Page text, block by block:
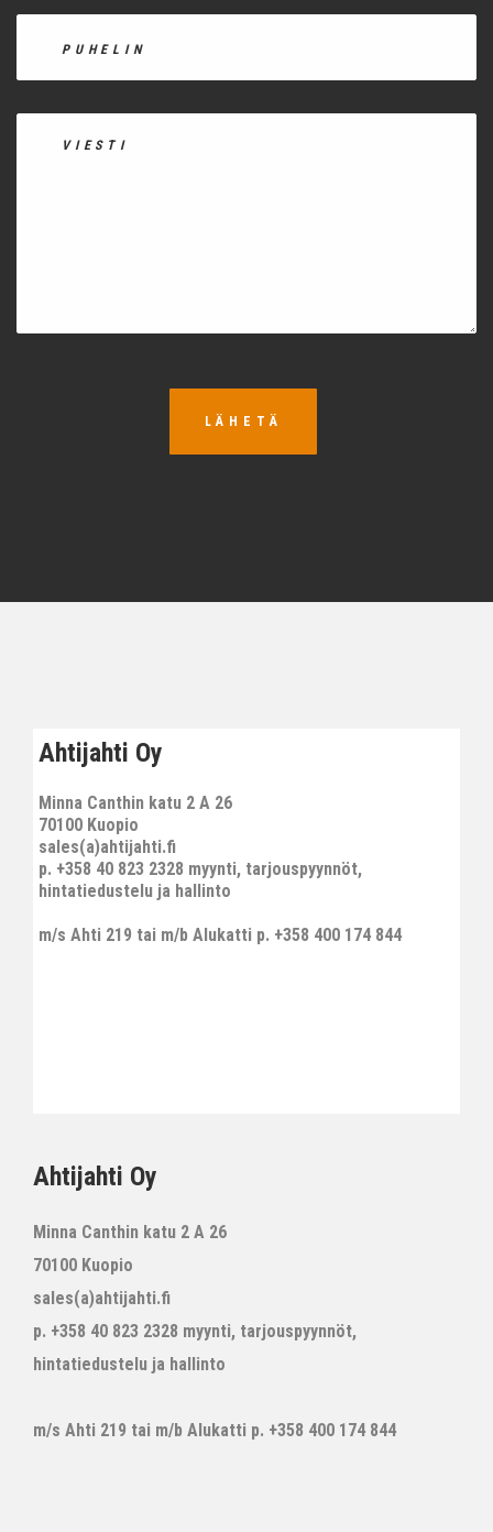
LÄHETÄ
Ahtijahti Oy
Minna Canthin katu 2 A 26
70100 Kuopio
sales(a)ahtijahti.fi
p. +358 40 823 2328 myynti, tarjouspyynnöt,
hintatiedustelu ja hallinto
m/s Ahti 219 tai m/b Alukatti p. +358 400 174 844
Ahtijahti Oy
Minna Canthin katu 2 A 26
70100 Kuopio
sales(a)ahtijahti.fi
p. +358 40 823 2328 myynti, tarjouspyynnöt,
hintatiedustelu ja hallinto
m/s Ahti 219 tai m/b Alukatti p. +358 400 174 844